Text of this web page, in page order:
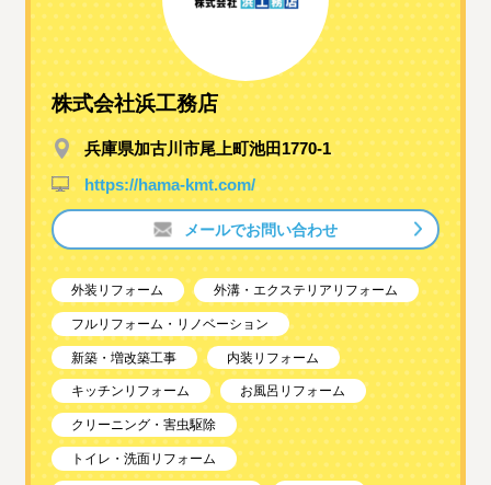
株式会社浜工務店
兵庫県加古川市尾上町池田1770-1
https://hama-kmt.com/
メールでお問い合わせ
外装リフォーム 外溝・エクステリアリフォーム
フルリフォーム・リノベーション
新築・増改築工事 内装リフォーム
キッチンリフォーム お風呂リフォーム
クリーニング・害虫駆除
トイレ・洗面リフォーム